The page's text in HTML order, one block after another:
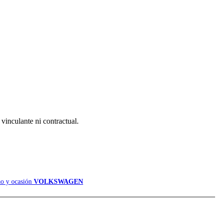
ni contractual.
y ocasión VOLKSWAGEN